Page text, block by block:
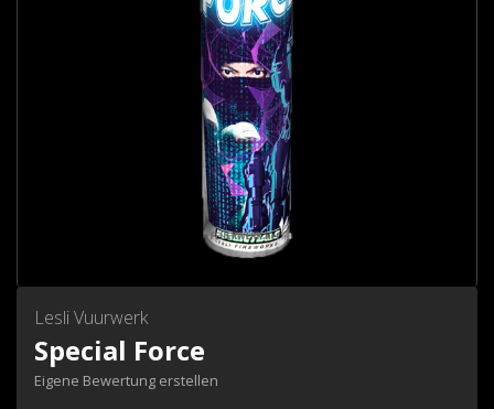
Lesli Vuurwerk
Special Force
Eigene Bewertung erstellen